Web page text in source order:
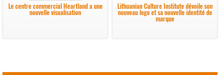
Le centre commercial Heartland a une
nouvelle visualisation
Lithuanian Culture Institute dévoile son
nouveau logo et sa nouvelle identité de
marque